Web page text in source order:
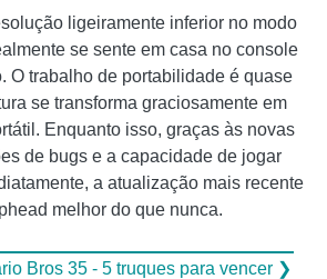
ligeiramente inferior no modo
se sente em casa no console
O trabalho de portabilidade é quase
se transforma graciosamente em
Enquanto isso, graças às novas
de bugs e a capacidade de jogar
a atualização mais recente
melhor do que nunca.
Bros 35 - 5 truques para vencer ❯